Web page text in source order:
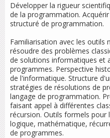
Développer la rigueur
de la programmation.
structuré de programmation.
Familiarisation avec les
résoudre des problèmes
de solutions informatiques et
programmes. Perspective
de l'informatique. Structure
stratégies de résolutions de
langage de programmation.
faisant appel à différentes
récursion. Outils formels pour
logique, mathématique,
de programmes.